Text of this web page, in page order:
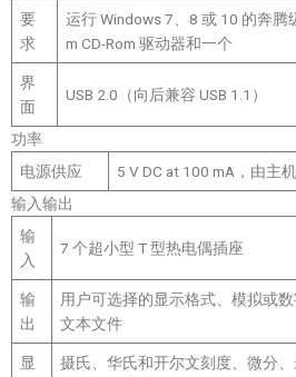
要
求
运行 Windows 7、8 或 10 的奔腾
m CD-Rom 驱动器和一个
界
面
USB 2.0（向后兼容 USB 1.1）
功率
电源供应
5 V DC at 100 mA，由主
输入输出
输
入
7 个超小型 T 型热电偶插座
输
出
用户可选择的显示格式、模拟或
文本文件
显
摄氏、华氏和开尔文刻度、微分、